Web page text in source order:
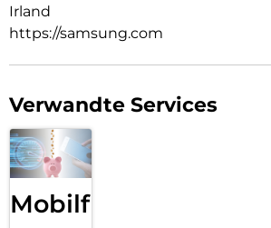
Irland
https://samsung.com
Verwandte Services
Mobilfunk